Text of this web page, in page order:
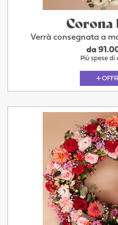
Corona
Verrà consegnata a
da
Più spese di